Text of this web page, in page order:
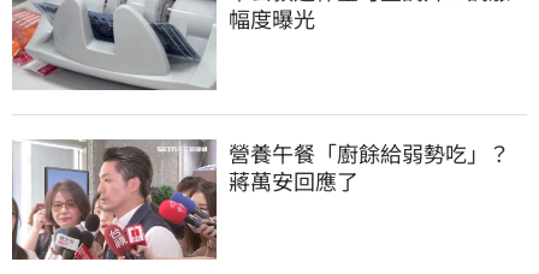
幅度曝光
營養午餐「廚餘給弱勢吃」？
蔣萬安回應了